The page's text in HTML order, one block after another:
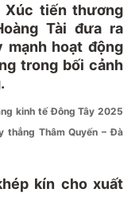
Xúc tiến thương
Tài đưa ra
mạnh hoạt động
trong bối cảnh
kinh tế Đông Tây 2025
thẳng Thâm Quyến – Đà
kín cho xuất